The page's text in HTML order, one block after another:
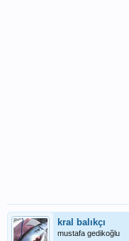
kral balıkçı
mustafa gedikoğlu